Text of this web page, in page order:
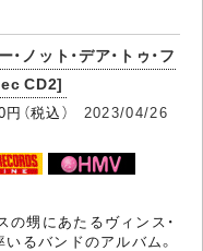
ノット・デア・トゥ・フ
CD2]
（税込） 2023/04/26
の甥にあたるヴィンス・
るバンドのアルバム。